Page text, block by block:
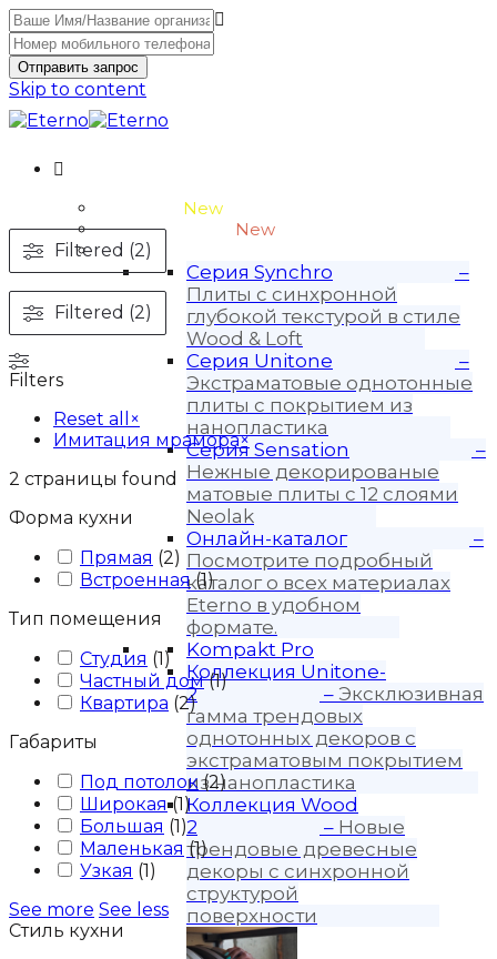
Отправить запрос
Skip to content
New
Wood-3 и Loft-2
New
Материалы
Серия Synchro
–
Плиты с синхронной
глубокой текстурой в стиле
Wood & Loft
Серия Unitone
–
Экстраматовые однотонные
плиты с покрытием из
нанопластика
Серия Sensation
–
Нежные декорированые
матовые плиты с 12 слоями
Neolak
Онлайн-каталог
–
Посмотрите подробный
каталог о всех материалах
Eterno в удобном
формате.
Kompakt Pro
Коллекция Unitone-
2
– Эксклюзивная
гамма трендовых
однотонных декоров с
экстраматовым покрытием
из нанопластика
Коллекция Wood
2
– Новые
трендовые древесные
декоры с синхронной
структурой
поверхности
Filtered (2)
Filtered (2)
Filters
Reset all
×
Имитация мрамора×
2 страницы found
Форма кухни
Прямая (2)
Встроенная (1)
Тип помещения
Студия (1)
Частный дом (1)
Квартира (2)
Габариты
Под потолок (2)
Широкая (1)
Большая (1)
Маленькая (1)
Узкая (1)
See more See less
Стиль кухни